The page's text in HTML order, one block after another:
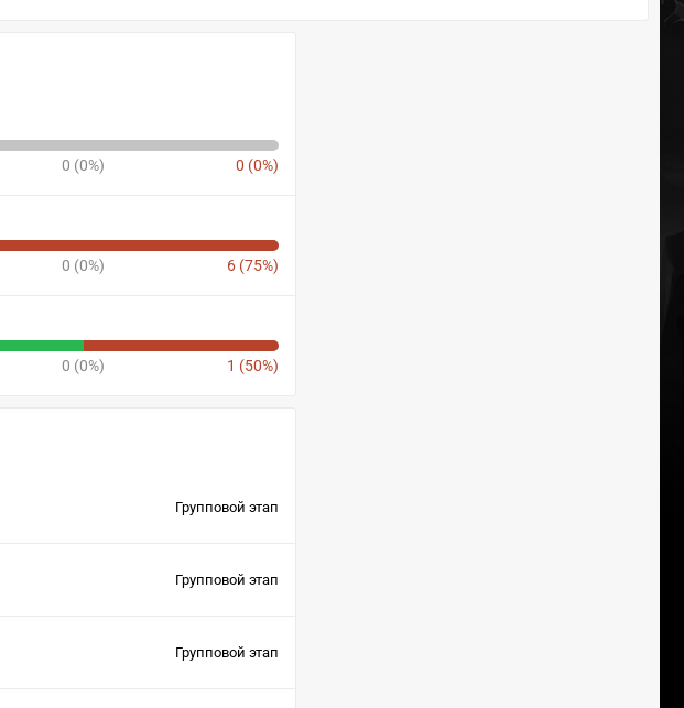
0 (0%) 0 (0%)
0 (0%) 6 (75%)
0 (0%) 1 (50%)
Групповой этап
Групповой этап
Групповой этап